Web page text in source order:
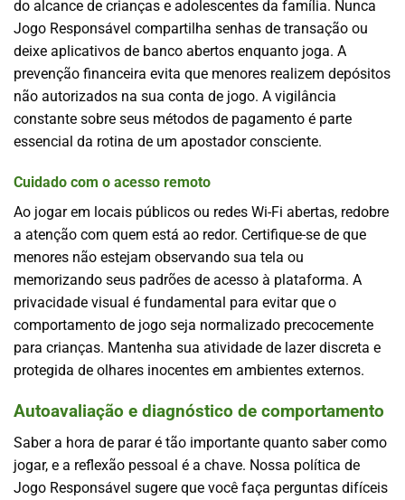
do alcance de crianças e adolescentes da família. Nunca
Jogo Responsável compartilha senhas de transação ou
deixe aplicativos de banco abertos enquanto joga. A
prevenção financeira evita que menores realizem depósitos
não autorizados na sua conta de jogo. A vigilância
constante sobre seus métodos de pagamento é parte
essencial da rotina de um apostador consciente.
Cuidado com o acesso remoto
Ao jogar em locais públicos ou redes Wi-Fi abertas, redobre
a atenção com quem está ao redor. Certifique-se de que
menores não estejam observando sua tela ou
memorizando seus padrões de acesso à plataforma. A
privacidade visual é fundamental para evitar que o
comportamento de jogo seja normalizado precocemente
para crianças. Mantenha sua atividade de lazer discreta e
protegida de olhares inocentes em ambientes externos.
Autoavaliação e diagnóstico de comportamento
Saber a hora de parar é tão importante quanto saber como
jogar, e a reflexão pessoal é a chave. Nossa política de
Jogo Responsável sugere que você faça perguntas difíceis